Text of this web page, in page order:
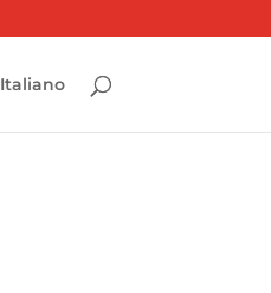
Italiano